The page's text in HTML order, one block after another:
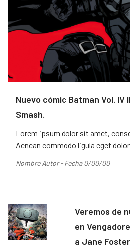
Nuevo cómic Batman Vol. IV
Smash.
Lorem ipsum dolor sit amet,
Aenean commodo ligula eget
Nombre Autor - Fecha 0/00/00
Veremos de
en
a Jane